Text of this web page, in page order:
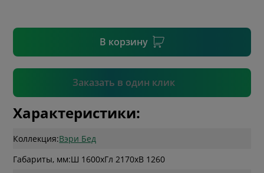
В корзину
Заказать в один клик
Подтвердить
Характеристики:
Коллекция:Вэри Бед
Габариты, мм:Ш 1600xГл 2170xВ 1260